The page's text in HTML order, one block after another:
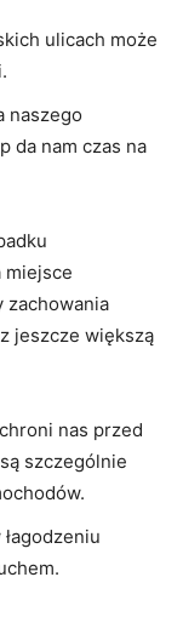
ulicach może
naszego
⁣da nam⁣ czas na
‍miejsce
jeszcze większą
chroni⁣ nas przed
szczególnie